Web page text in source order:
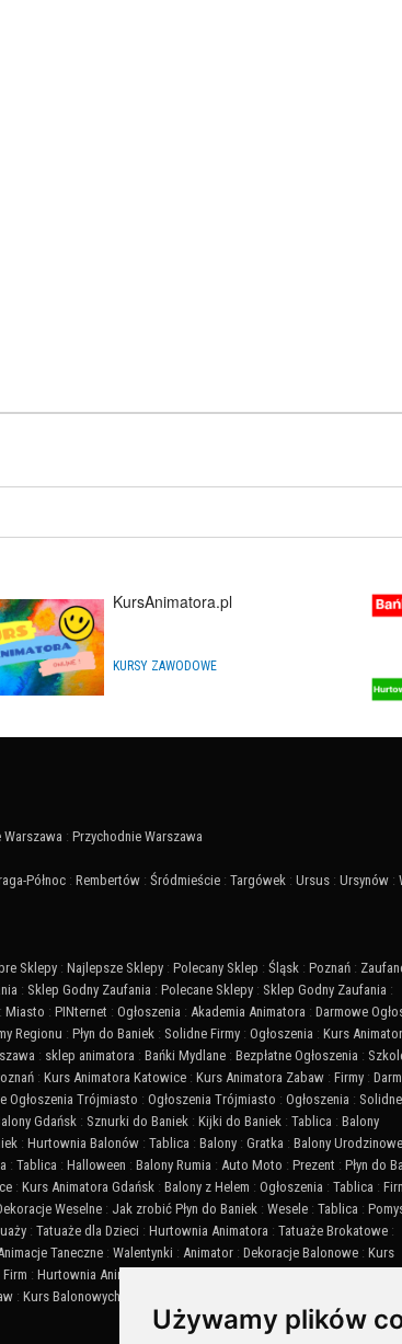
Używamy plików
KursAnimatora.pl
KURSY ZAWODOWE
Warszawa : Przychodnie Warszawa
Północ : Rembertów : Śródmieście : Targówek : Ursus : Ursynów :
Sklepy : Najlepsze Sklepy : Polecany Sklep : Śląsk : Poznań :
: Sklep Godny Zaufania : Polecane Sklepy : Sklep Godny Zaufania :
: Miasto : PINternet : Ogłoszenia : Akademia Animatora : Darmowe
Regionu : Płyn do Baniek : Solidne Firmy : Ogłoszenia : Kurs
: sklep animatora : Bańki Mydlane : Bezpłatne Ogłoszenia :
: Kurs Animatora Katowice : Kurs Animatora Zabaw : Firmy :
Ogłoszenia Trójmiasto : Ogłoszenia Trójmiasto : Ogłoszenia :
Gdańsk : Sznurki do Baniek : Kijki do Baniek : Tablica : Balony
: Hurtownia Balonów : Tablica : Balony : Gratka : Balony Urodzinowe
: Tablica : Halloween : Balony Rumia : Auto Moto : Prezent : Płyn do
: Kurs Animatora Gdańsk : Balony z Helem : Ogłoszenia : Tablica :
Weselne : Jak zrobić Płyn do Baniek : Wesele : Tablica :
: Tatuaże dla Dzieci : Hurtownia Animatora : Tatuaże Brokatowe :
Taneczne : Walentynki : Animator : Dekoracje Balonowe : Kurs
: Hurtownia Animatora
: Kurs Balonowych Dekoracji